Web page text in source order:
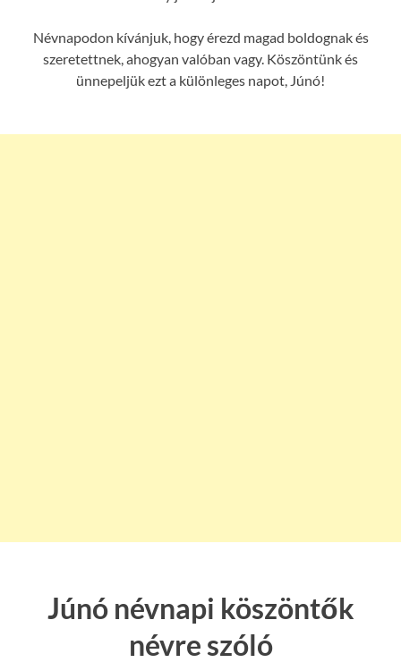
Névnapodon kívánjuk, hogy érezd magad boldognak és
szeretettnek, ahogyan valóban vagy. Köszöntünk és
ünnepeljük ezt a különleges napot, Júnó!
Júnó névnapi köszöntők
névre szóló